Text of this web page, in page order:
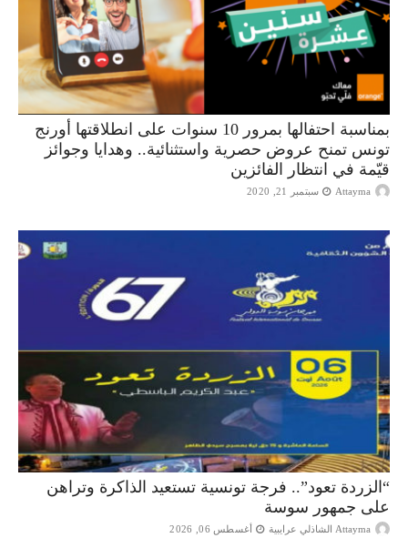
بمناسبة احتفالها بمرور 10 سنوات على انطلاقتها أورنج
تونس تمنح عروض حصرية واستثنائية.. وهدايا وجوائز
قيّمة في انتظار الفائزين
Attayma سبتمبر 21, 2020
“الزردة تعود”.. فرجة تونسية تستعيد الذاكرة وتراهن
على جمهور سوسة
Attayma الشاذلي عرايبية أغسطس 06, 2026